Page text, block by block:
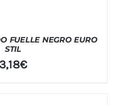
FUELLE NEGRO EURO
STIL
3,18€